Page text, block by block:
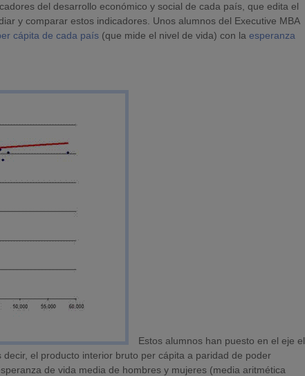
del desarrollo económico y social de cada país, que edita el
y comparar estos indicadores. Unos alumnos del Executive MBA
cápita de cada país (que mide el nivel de vida) con laesperanza
Estos alumnos han puesto en el eje el
el producto interior bruto per cápita a paridad de poder
de vida media de hombres y mujeres (media aritmética